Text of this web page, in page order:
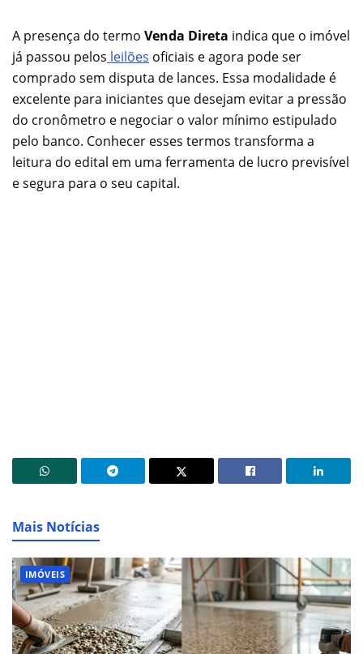
A presença do termo Venda Direta indica que o imóvel
já passou pelos leilões oficiais e agora pode ser
comprado sem disputa de lances. Essa modalidade é
excelente para iniciantes que desejam evitar a pressão
do cronômetro e negociar o valor mínimo estipulado
pelo banco. Conhecer esses termos transforma a
leitura do edital em uma ferramenta de lucro previsível
e segura para o seu capital.
Mais Notícias
IMÓVEIS